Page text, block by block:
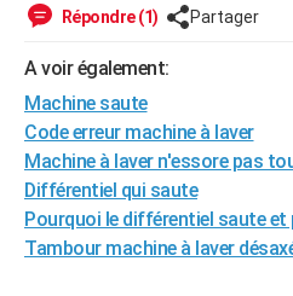
Forum
Aménagement intérieur
Extérieur
Cuisine
Salle de bains
Jardinage
Rangement
WEEK-END
Guides de France
Escapades
Patrimoine
Expositions
Musées
Week-end nature
+LIFESTYLE
Art de vivre
Bien-être
Loisirs
Mode
Modes de vie
SANTE
Alimentation
Guide de la santé
Maladies
Médicaments
Sommeil
VOYAGE
Destinations
City break
Voyage nature
Voyage de noces
Forum
Climat
+PHOTO
Répondre (1) Partager
A voir également:
Machine saute
Code erreur machine à laver
Machine à laver n'essore pas
Différentiel qui saute
Pourquoi le différentiel saute
Tambour machine à laver